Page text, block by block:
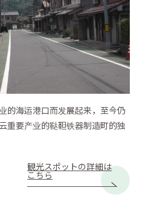
的海运港口而发展起来，至今仍
重要产业的鞑靼铁器制造町的独
観光スポットの詳細は
こちら